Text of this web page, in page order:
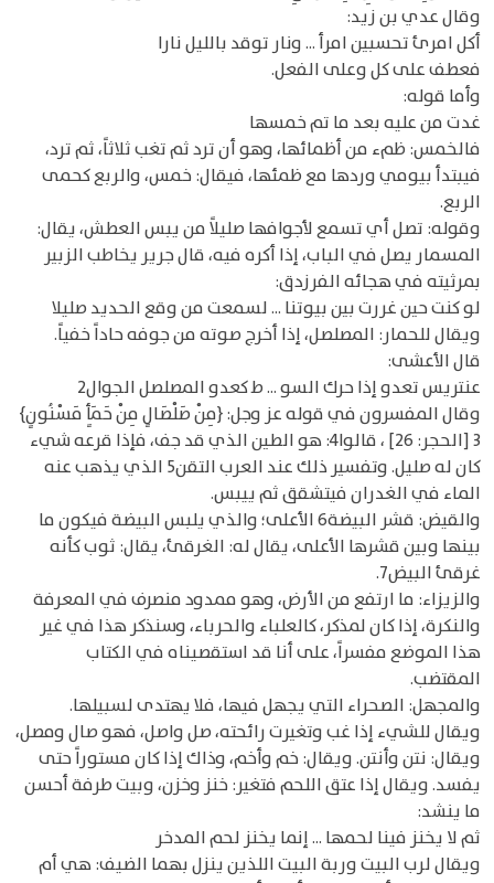
وقال عدي بن زيد:
أكل امرئ تحسبين امرأ ... ونار توقد بالليل نارا
فعطف على كل وعلى الفعل.
وأما قوله:
غدت من عليه بعد ما تم خمسها
فالخمس: ظمء من أظمائها، وهو أن ترد ثم تغب ثلاثاً، ثم ترد،
فيبتدأ بيومي وردها مع ظمئها، فيقال: خمس، والربع كحمى
الربع.
وقوله: تصل أي تسمع لأجوافها صليلاً من يبس العطش، يقال:
المسمار يصل في الباب، إذا أكره فيه، قال جرير يخاطب الزبير
بمرثيته في هجائه الفرزدق:
لو كنت حين غررت بين بيوتنا ... لسمعت من وقع الحديد صليلا
ويقال للحمار: المصلصل، إذا أخرج صوته من جوفه حاداً خفياً.
قال الأعشى:
عنتريس تعدو إذا حرك السو ... ط كعدو المصلصل الجوال2
وقال المفسرون في قوله عز وجل: {مِنْ صَلْصَالٍ مِنْ حَمَأٍ مَسْنُونٍ}
3 [الحجر: 26] ، قالوا4: هو الطين الذي قد جف، فإذا قرعه شيء
كان له صليل. وتفسير ذلك عند العرب التقن5 الذي يذهب عنه
الماء في الغدران فيتشقق ثم ييبس.
والقيض: قشر البيضة6 الأعلى؛ والذي يلبس البيضة فيكون ما
بينها وبين قشرها الأعلى، يقال له: الغرقئ، يقال: ثوب كأنه
غرقئ البيض7.
والزيزاء: ما ارتفع من الأرض، وهو ممدود منصرف في المعرفة
والنكرة، إذا كان لمذكر، كالعلباء والحرباء، وسنذكر هذا في غير
هذا الموضع مفسراً، على أنا قد استقصيناه في الكتاب
المقتضب.
والمجهل: الصحراء التي يجهل فيها، فلا يهتدى لسبيلها.
ويقال للشيء إذا غب وتغيرت رائحته، صل واصل، فهو صال ومصل،
ويقال: نتن وأنتن. ويقال: خم وأخم، وذاك إذا كان مستوراً حتى
يفسد. ويقال إذا عتق اللحم فتغير: خنز وخزن، وبيت طرفة أحسن
ما ينشد:
ثم لا يخنز فينا لحمها ... إنما يخنز لحم المدخر
ويقال لرب البيت وربة البيت اللذين ينزل بهما الضيف: هي أم